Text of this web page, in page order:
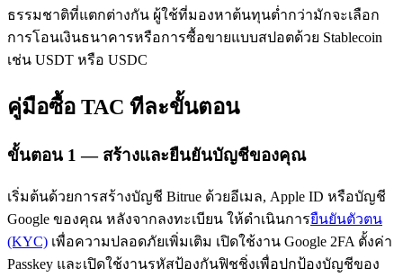
เรียนรู้ Staking
เรียนรู้เกี่ยวกับการสร้างรายได้แบบพาสซีฟ
ธรรมชาติที่แตกต่างกัน ผู้ใช้ที่มองหาต้นทุนต่ำกว่ามักจะเลือก
การโอนเงินธนาคารหรือการซื้อขายแบบสปอตด้วย Stablecoin
เช่น USDT หรือ USDC
คู่มือซื้อ TAC ทีละขั้นตอน
ขั้นตอน 1 — สร้างและยืนยันบัญชีของคุณ
เริ่มต้นด้วยการสร้างบัญชี Bitrue ด้วยอีเมล, Apple ID หรือบัญชี
Google ของคุณ หลังจากลงทะเบียน ให้ดำเนินการยืนยันตัวตน
(KYC) เพื่อความปลอดภัยเพิ่มเติม เปิดใช้งาน Google 2FA ตั้งค่า
Passkey และเปิดใช้งานรหัสป้องกันฟิชชิ่งเพื่อปกป้องบัญชีของ